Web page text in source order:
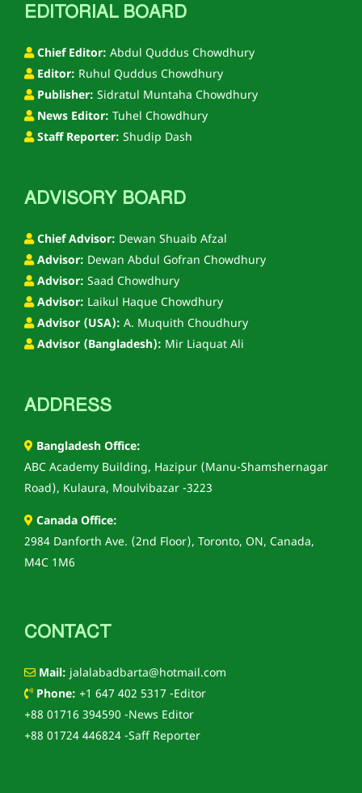
EDITORIAL BOARD
Chief Editor: Abdul Quddus Chowdhury
Editor: Ruhul Quddus Chowdhury
Publisher: Sidratul Muntaha Chowdhury
News Editor: Tuhel Chowdhury
Staff Reporter: Shudip Dash
ADVISORY BOARD
Chief Advisor: Dewan Shuaib Afzal
Advisor: Dewan Abdul Gofran Chowdhury
Advisor: Saad Chowdhury
Advisor: Laikul Haque Chowdhury
Advisor (USA): A. Muquith Choudhury
Advisor (Bangladesh): Mir Liaquat Ali
ADDRESS
Bangladesh Office:
ABC Academy Building, Hazipur (Manu-Shamshernagar
Road), Kulaura, Moulvibazar -3223
Canada Office:
2984 Danforth Ave. (2nd Floor), Toronto, ON, Canada,
M4C 1M6
CONTACT
Mail: jalalabadbarta@hotmail.com
Phone: +1 647 402 5317 -Editor
+88 01716 394590 -News Editor
+88 01724 446824 -Saff Reporter